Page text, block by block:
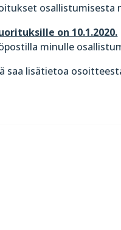
osallistumisesta
on 10.1.2020.
minulle
saa lisätietoa